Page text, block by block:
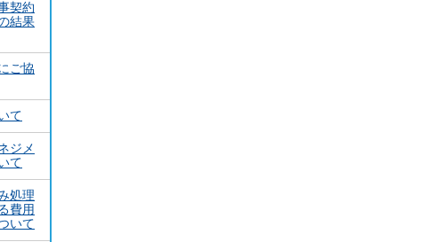
契約
結果
ご協
て
ジメ
て
処理
費用
いて